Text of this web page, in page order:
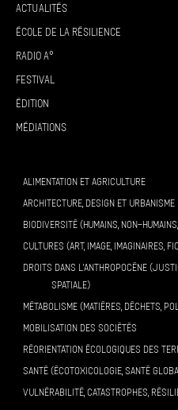
Actualités
École de la résilience
Radio A°
Festival
Édition
Médiations
ALIMENTATION ET AGRICULTURE
ARCHITECTURE, DESIGN ET URBANISME
BIODIVERSITÉ (HUMAINS, NON-
CULTURES (ART, IMAGE, IMAGINAIRES,
DROITS DANS L’ANTHROPOCÈNE
SPATIALE)
MÉTABOLISME (MATIÈRES, DÉCHETS,
MOBILISATION DES SOCIÉTÉS
RÉORIENTATION ÉCOLOGIQUES DES
SANTÉ (ÉCOTOXICOLOGIE, SANTÉ
VULNÉRABILITÉ, CATASTROPHES,